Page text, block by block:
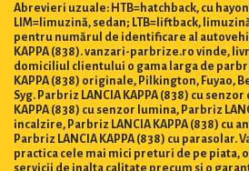
Abrevieri uzuale: HTB=hatchback, cu
LIM=limuzină, sedan; LTB=liftback,
pentru numărul de identificare al
KAPPA (838). vanzari-parbrize.ro vinde,
domiciliul clientului o gama larga de
KAPPA (838) originale, Pilkington, Fuyao,
Syg. Parbriz LANCIA KAPPA (838) cu
KAPPA (838) cu senzor lumina, Parbriz
incalzire, Parbriz LANCIA KAPPA (838) cu
Parbriz LANCIA KAPPA (838) cu parasolar.
practica cele mai mici preturi de pe piata,
servicii de inalta calitate precum si o